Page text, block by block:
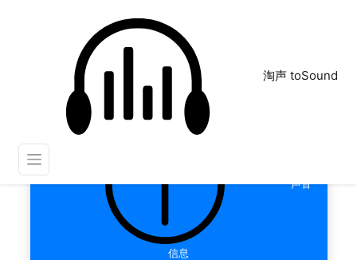
淘声 toSound
声音
信息